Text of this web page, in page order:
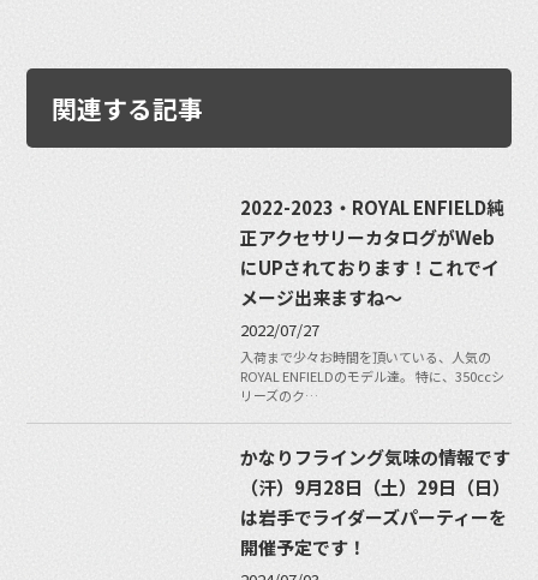
関連する記事
2022-2023・ROYAL ENFIELD純
正アクセサリーカタログがWeb
にUPされております！これでイ
メージ出来ますね〜
2022/07/27
入荷まで少々お時間を頂いている、人気の
ROYAL ENFIELDのモデル達。 特に、350ccシ
リーズのク…
かなりフライング気味の情報です
（汗）9月28日（土）29日（日）
は岩手でライダーズパーティーを
開催予定です！